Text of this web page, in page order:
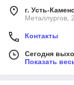
г. Усть-
Металлургов,
Контакты
Сегодня
Показать